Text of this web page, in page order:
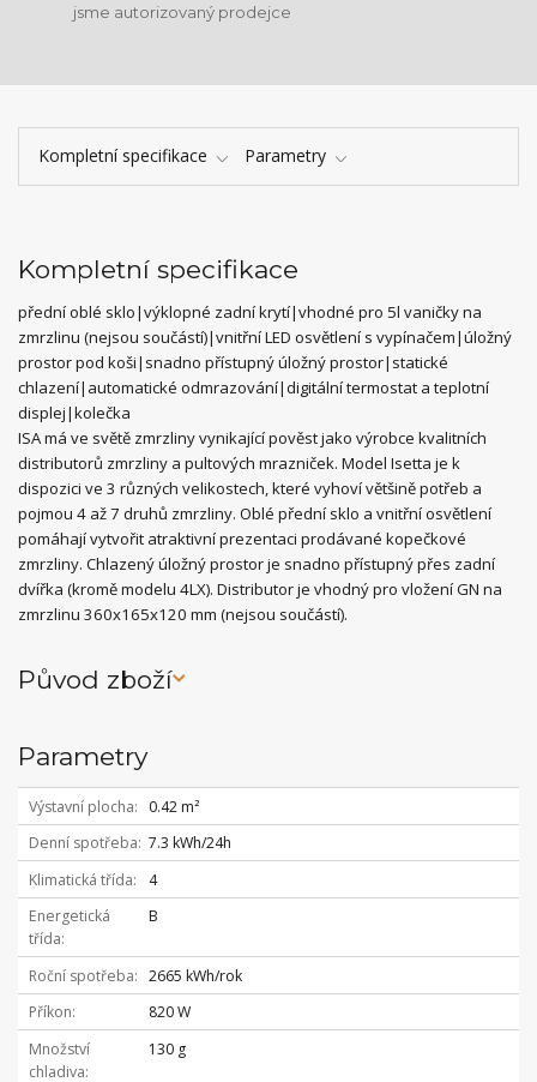
jsme autorizovaný prodejce
Kompletní specifikace Parametry
Kompletní specifikace
přední oblé sklo|výklopné zadní krytí|vhodné pro 5l vaničky na
zmrzlinu (nejsou součástí)|vnitřní LED osvětlení s vypínačem|úložný
prostor pod koši|snadno přístupný úložný prostor|statické
chlazení|automatické odmrazování|digitální termostat a teplotní
displej|kolečka
ISA má ve světě zmrzliny vynikající pověst jako výrobce kvalitních
distributorů zmrzliny a pultových mrazniček. Model Isetta je k
dispozici ve 3 různých velikostech, které vyhoví většině potřeb a
pojmou 4 až 7 druhů zmrzliny. Oblé přední sklo a vnitřní osvětlení
pomáhají vytvořit atraktivní prezentaci prodávané kopečkové
zmrzliny. Chlazený úložný prostor je snadno přístupný přes zadní
dvířka (kromě modelu 4LX). Distributor je vhodný pro vložení GN na
zmrzlinu 360x165x120 mm (nejsou součástí).
Původ zboží
Parametry
Výstavní plocha
0.42 m²
Denní spotřeba 7.3 kWh/24h
Klimatická třída
4
Energetická
třída
B
Roční spotřeba
2665 kWh/rok
Příkon
820 W
Množství
chladiva
130 g